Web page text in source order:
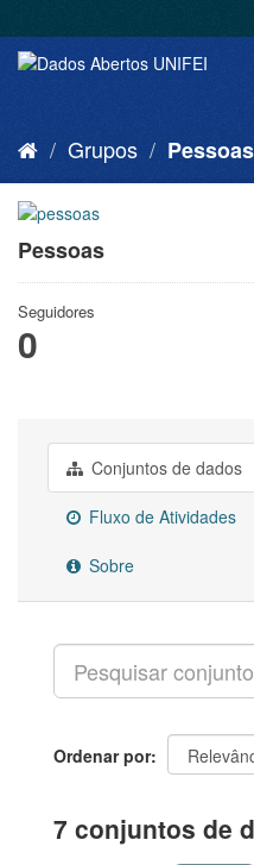
Grupos Pessoas
Pessoas
Seguidores
0
Conjuntos de dados
Fluxo de Atividades
Sobre
Ordenar por
7 conjuntos de